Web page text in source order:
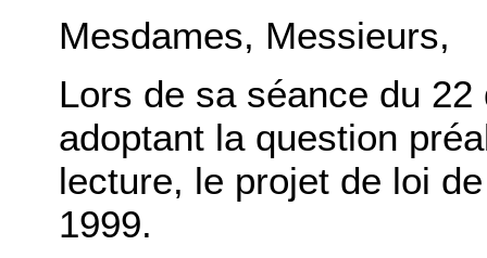
Mesdames, Messieurs,
Lors de sa séance du
adoptant la question
lecture, le projet de loi
1999.